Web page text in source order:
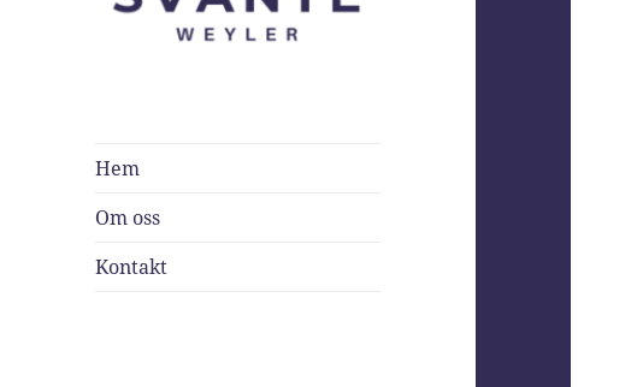
Hem
Om oss
Kontakt